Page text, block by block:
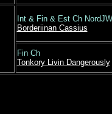
Int & Fin & Est Ch
Borderiinan Cassius
Fin Ch
Tonkory Livin Dangerously